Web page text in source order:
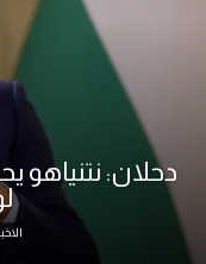
دحلان: نتنياهو